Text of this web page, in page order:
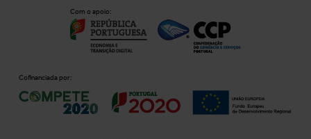
Com o apoio:
Cofinanciada por: